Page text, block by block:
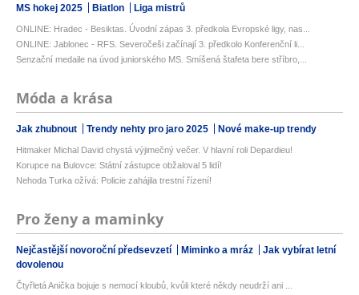
MS hokej 2025 Biatlon Liga mistrů
ONLINE: Hradec - Besiktas. Úvodní zápas 3. předkola Evropské ligy, nas...
ONLINE: Jablonec - RFS. Severočeši začínají 3. předkolo Konferenční li...
Senzační medaile na úvod juniorského MS. Smíšená štafeta bere stříbro,...
Móda a krása
Jak zhubnout Trendy nehty pro jaro 2025 Nové make-up trendy
Hitmaker Michal David chystá výjimečný večer. V hlavní roli Depardieu!
Korupce na Bulovce: Státní zástupce obžaloval 5 lidí!
Nehoda Turka ožívá: Policie zahájila trestní řízení!
Pro ženy a maminky
Nejčastější novoroční předsevzetí Miminko a mráz
Jak vybírat letní
dovolenou
Čtyřletá Anička bojuje s nemocí kloubů, kvůli které někdy neudrží ani ...